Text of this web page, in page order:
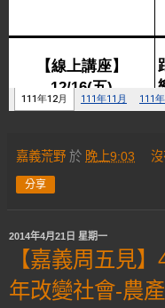
嘉義荒野 於 晚上9:03
分享
2014年4月21日 星期一
【嘉義周五見
年改變社會-農